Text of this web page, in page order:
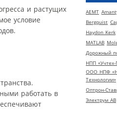
AEMT
Bergquist
Haydon Kerk
MATLAB
Дорожный
НПП
ООО НПФ
Технологии»
Оптрон-
Электрум АВ
и растущих
условие
работать в